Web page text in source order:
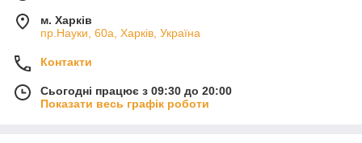
м. Харків
пр.Науки, 60а, Харків, Україна
Контакти
Сьогодні працює з 09:30 до 20:00
Показати весь графік роботи